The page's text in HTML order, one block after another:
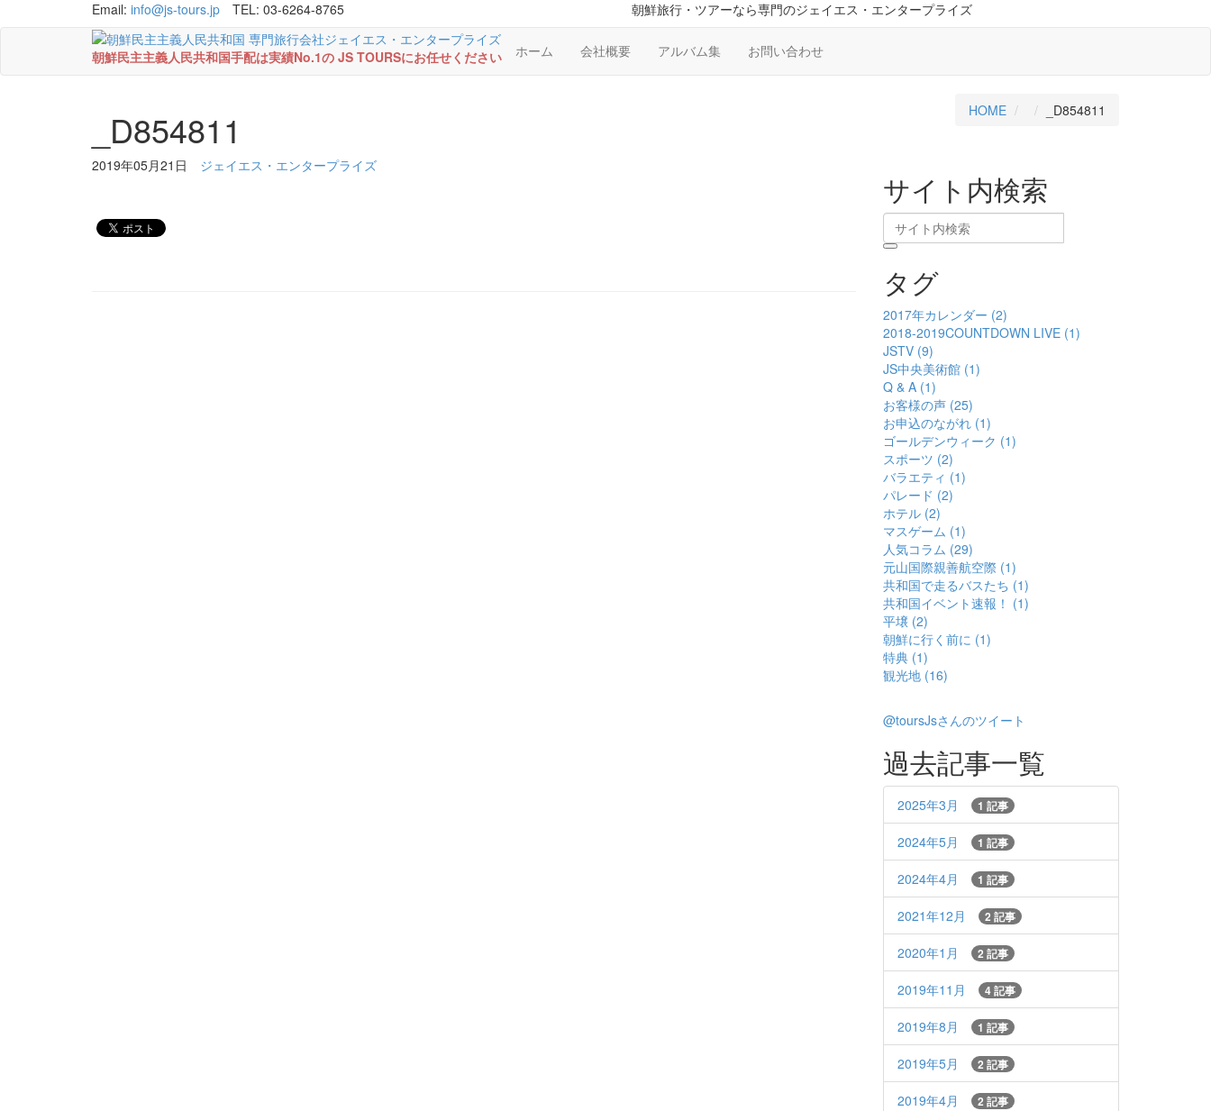
Email: info@js-tours.jp TEL: 03-6264-8765 朝鮮旅行・ツアーなら専門のジェイエス・エンタープライズ
朝鮮民主主義人民共和国手配は実績No.1の JS TOURSにお任せください ホーム 会社概要 アルバム集 お問い合わせ
_D854811 HOME _D854811
2019年05月21日 ジェイエス・エンタープライズ
サイト内検索
タグ
2017年カレンダー (2)
2018-2019COUNTDOWN LIVE (1)
JSTV (9)
JS中央美術館 (1)
Q & A (1)
お客様の声 (25)
お申込のながれ (1)
ゴールデンウィーク (1)
スポーツ (2)
バラエティ (1)
パレード (2)
ホテル (2)
マスゲーム (1)
人気コラム (29)
元山国際親善航空際 (1)
共和国で走るバスたち (1)
共和国イベント速報！ (1)
平壌 (2)
朝鮮に行く前に (1)
特典 (1)
観光地 (16)
@toursJsさんのツイート
過去記事一覧
2025年3月 1 記事
2024年5月 1 記事
2024年4月 1 記事
2021年12月 2 記事
2020年1月 2 記事
2019年11月 4 記事
2019年8月 1 記事
2019年5月 2 記事
2019年4月 2 記事